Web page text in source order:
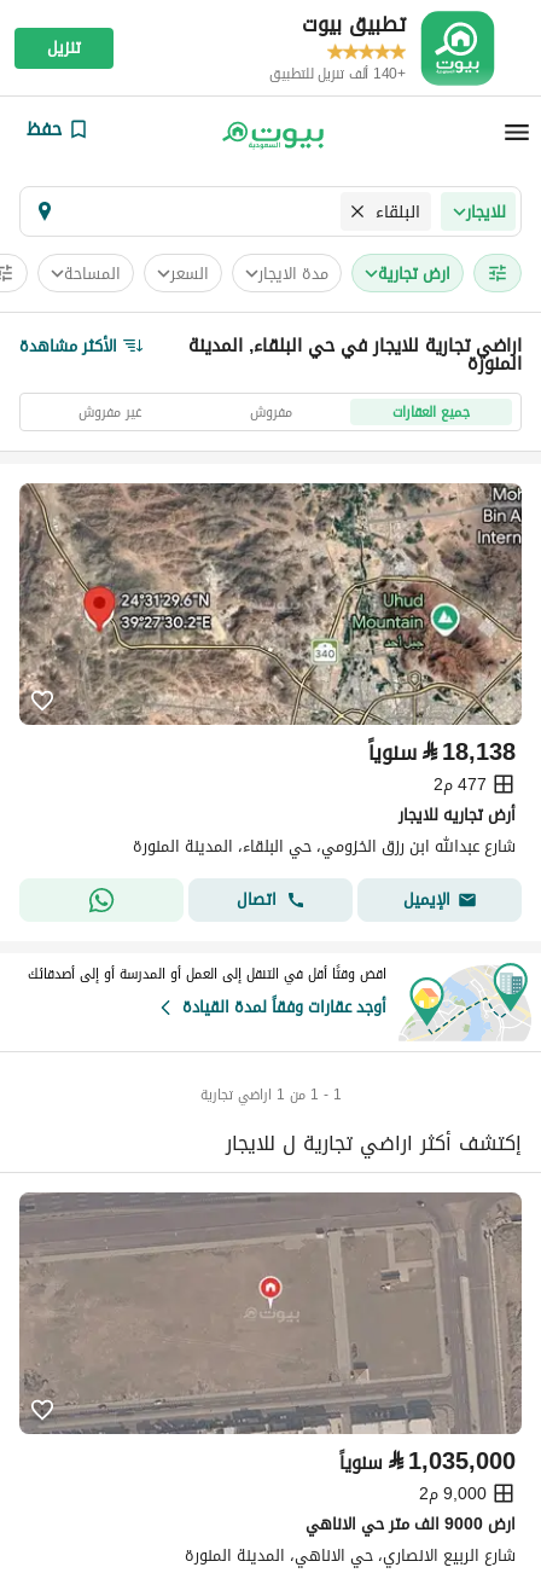
تطبيق بيوت
+140 ألف تنزيل للتطبيق
تنزيل
حفظ
للايجار البلقاء
ارض تجارية مدة الايجار السعر المساحة
اراضي تجارية للايجار في حي البلقاء, المدينة
المنورة الأكثر مشاهدة
جميع العقارات مفروش غير مفروش
⃁18,138 سنوياً
477 م2
أرض تجاريه للايجار
شارع عبدالله ابن رزق الخزومي، حي البلقاء، المدينة المنورة
الإيميل
اتصال
اقض وقتًا أقل في التنقل إلى العمل أو المدرسة أو إلى أصدقائك
أوجد عقارات وفقاً لمدة القيادة
1 - 1 من 1 اراضي تجارية
إكتشف أكثر اراضي تجارية ل للايجار
⃁1,035,000 سنوياً
9,000 م2
ارض 9000 الف متر حي الاناهي
شارع الربيع الانصاري، حي الاناهي، المدينة المنورة